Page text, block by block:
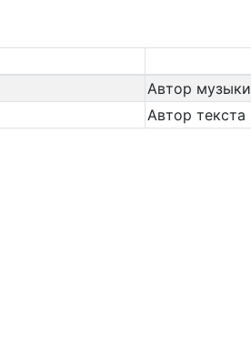
Автор музыки
Автор текста